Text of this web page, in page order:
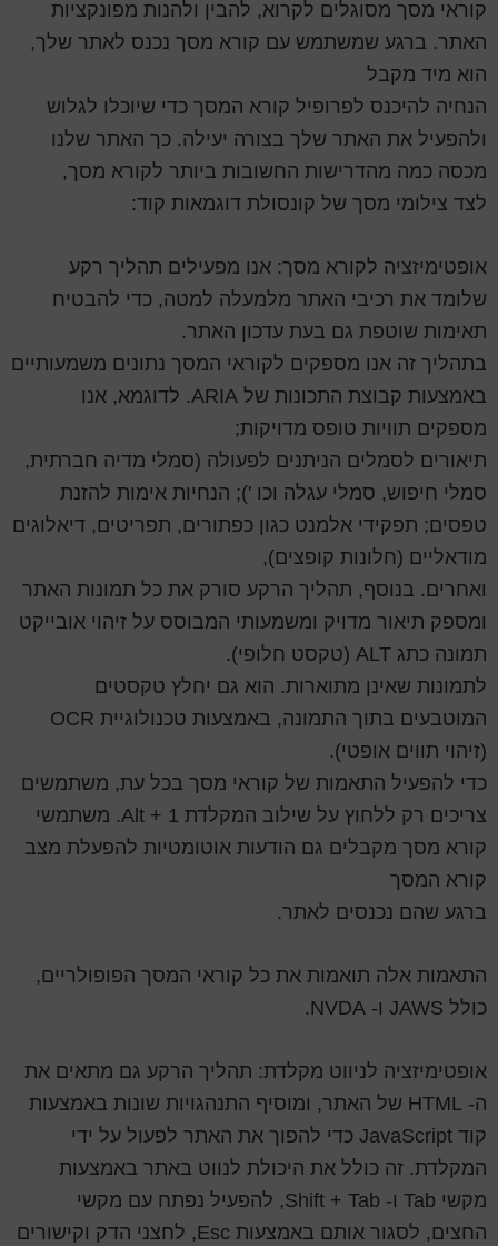
קוראי מסך מסוגלים לקרוא, להבין ולהנות מפונקציות
האתר. ברגע שמשתמש עם קורא מסך נכנס לאתר שלך,
הוא מיד מקבל
הנחיה להיכנס לפרופיל קורא המסך כדי שיוכלו לגלוש
ולהפעיל את האתר שלך בצורה יעילה. כך האתר שלנו
מכסה כמה מהדרישות החשובות ביותר לקורא מסך,
לצד צילומי מסך של קונסולת דוגמאות קוד:
אופטימיזציה לקורא מסך: אנו מפעילים תהליך רקע
שלומד את רכיבי האתר מלמעלה למטה, כדי להבטיח
תאימות שוטפת גם בעת עדכון האתר.
בתהליך זה אנו מספקים לקוראי המסך נתונים משמעותיים
באמצעות קבוצת התכונות של ARIA. לדוגמא, אנו
מספקים תוויות טופס מדויקות;
תיאורים לסמלים הניתנים לפעולה (סמלי מדיה חברתית,
סמלי חיפוש, סמלי עגלה וכו '); הנחיות אימות להזנת
טפסים; תפקידי אלמנט כגון כפתורים, תפריטים, דיאלוגים
מודאליים (חלונות קופצים),
ואחרים. בנוסף, תהליך הרקע סורק את כל תמונות האתר
ומספק תיאור מדויק ומשמעותי המבוסס על זיהוי אובייקט
תמונה כתג ALT (טקסט חלופי).
לתמונות שאינן מתוארות. הוא גם יחלץ טקסטים
המוטבעים בתוך התמונה, באמצעות טכנולוגיית OCR
(זיהוי תווים אופטי).
כדי להפעיל התאמות של קוראי מסך בכל עת, משתמשים
צריכים רק ללחוץ על שילוב המקלדת Alt + 1. משתמשי
קורא מסך מקבלים גם הודעות אוטומטיות להפעלת מצב
קורא המסך
ברגע שהם נכנסים לאתר.
התאמות אלה תואמות את כל קוראי המסך הפופולריים,
כולל JAWS ו- NVDA.
אופטימיזציה לניווט מקלדת: תהליך הרקע גם מתאים את
ה- HTML של האתר, ומוסיף התנהגויות שונות באמצעות
קוד JavaScript כדי להפוך את האתר לפעול על ידי
המקלדת. זה כולל את היכולת לנווט באתר באמצעות
מקשי Tab ו- Shift + Tab, להפעיל נפתח עם מקשי
החצים, לסגור אותם באמצעות Esc, לחצני הדק וקישורים